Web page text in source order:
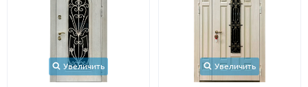
Увеличить Увеличить